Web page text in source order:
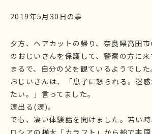
2019年5月30日の事
夕方、ヘアカットの帰り、奈良県高田
のおじいさんを保護して、警察の方に来
まるで、自分の父を観ているようでした
おじいさんは、「息子に怒られる。迷
たい。」言ってました。
涙出る(涙)。
でも、凄い体験話を聞けました。若い
ロシアの樺太「カラフト」から船で本